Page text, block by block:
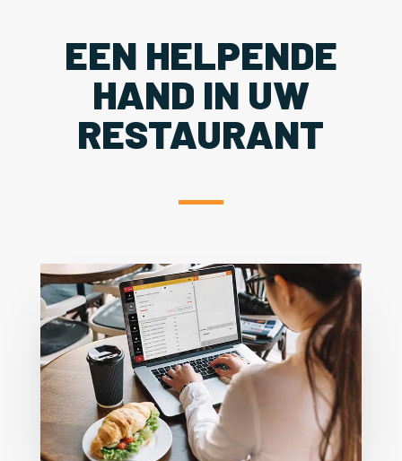
EEN HELPENDE
HAND IN UW
RESTAURANT